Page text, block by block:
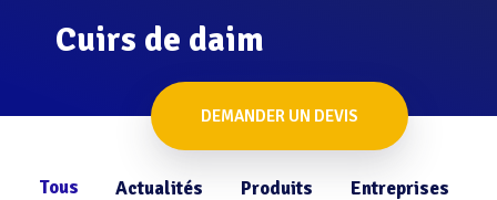
Cuirs de daim
DEMANDER UN DEVIS
Tous Actualités Produits Entreprises